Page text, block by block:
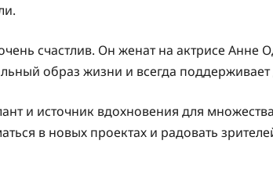
счастлив. Он женат на актрисе Анне
образ жизни и всегда поддерживает
и источник вдохновения для
в новых проектах и радовать